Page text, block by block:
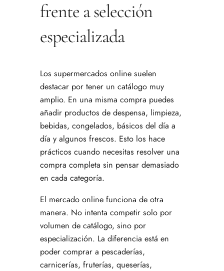
frente a selección
especializada
Los supermercados online suelen
destacar por tener un catálogo muy
amplio. En una misma compra puedes
añadir productos de despensa, limpieza,
bebidas, congelados, básicos del día a
día y algunos frescos. Esto los hace
prácticos cuando necesitas resolver una
compra completa sin pensar demasiado
en cada categoría.
El mercado online funciona de otra
manera. No intenta competir solo por
volumen de catálogo, sino por
especialización. La diferencia está en
poder comprar a pescaderías,
carnicerías, fruterías, queserías,